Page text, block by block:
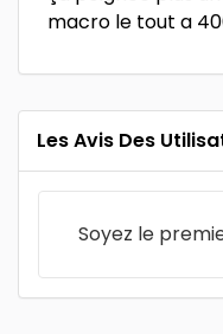
macro le tout a
Les Avis Des
Soyez le